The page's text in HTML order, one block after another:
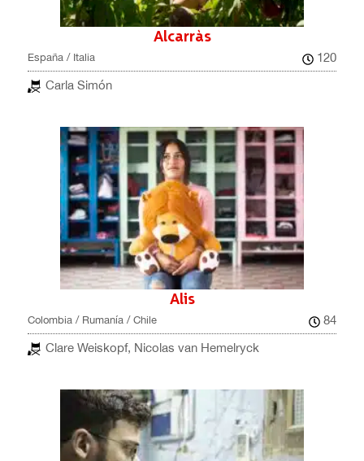
Alcarràs
España / Italia
120
Carla Simón
Alis
Colombia / Rumanía / Chile
84
Clare Weiskopf, Nicolas van Hemelryck